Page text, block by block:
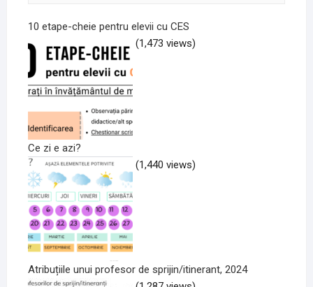
10 etape-cheie pentru elevii cu CES
(1,473 views)
Ce zi e azi?
(1,440 views)
Atribuțiile unui profesor de sprijin/itinerant, 2024